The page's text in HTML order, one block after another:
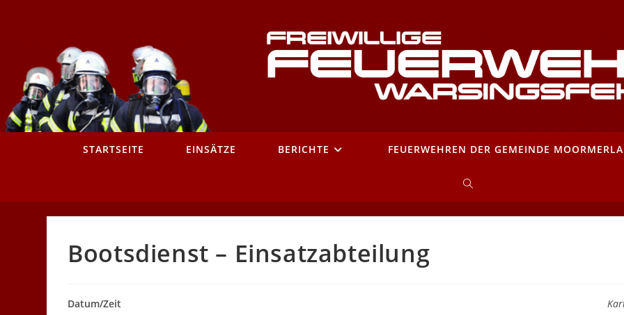
STARTSEITE EINSÄTZE BERICHTE FEUERWEHREN DER GEMEINDE
WEBSITE-
SUCHE
Bootsdienst – Einsatzabteilung
Datum/Zeit